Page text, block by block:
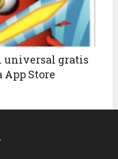
universal gratis
Store